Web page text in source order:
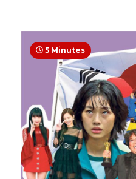
5 Minutes